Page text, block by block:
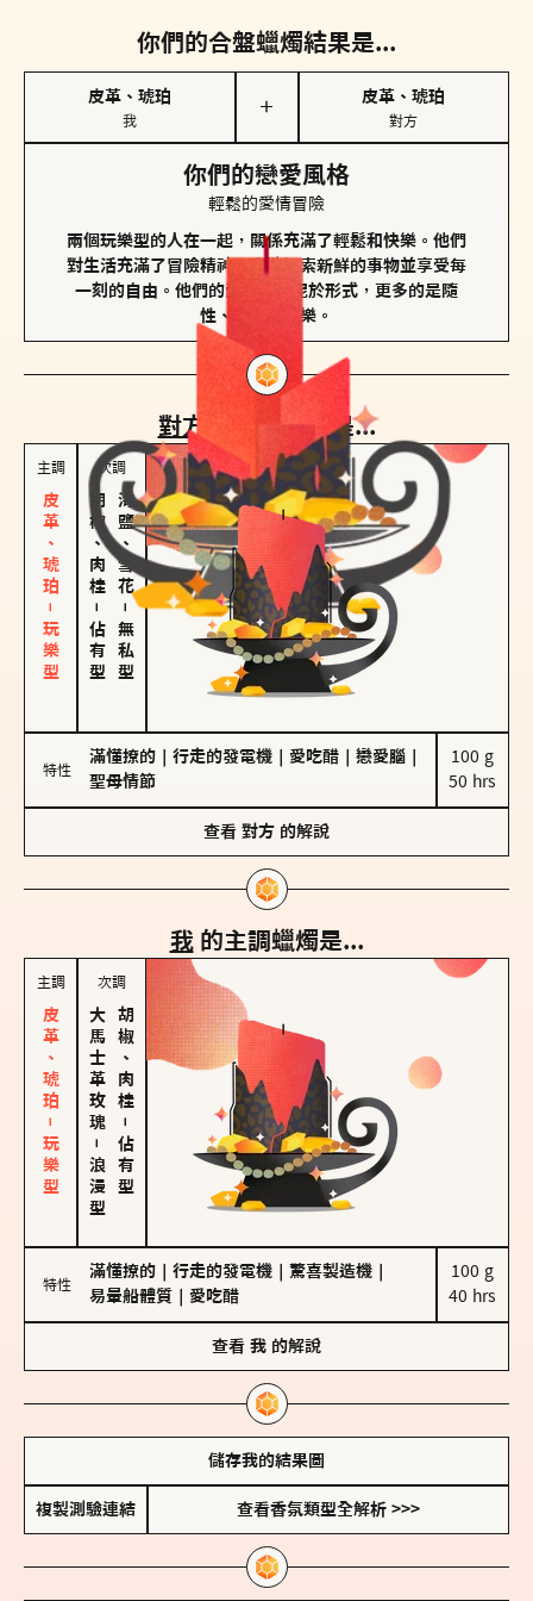
你們的合盤蠟燭結果是...
皮革、琥珀
我
＋
皮革、琥珀
對方
你們的戀愛風格
輕鬆的愛情冒險
兩個玩樂型的人在一起，關係充滿了輕鬆和快樂。他們
對生活充滿了冒險精神，喜歡探索新鮮的事物並享受每
一刻的自由。他們的愛情不拘泥於形式，更多的是隨
性、幽默和享樂。
對方 的主調蠟燭是...
主調
皮革、琥珀－玩樂型
次調
胡椒、肉桂
－
佔有型
海鹽、雪花
－
無私型
特性
滿懂撩的 行走的發電機 愛吃醋 戀愛腦
聖母情節
100 g
50 hrs
查看 對方 的解說
我 的主調蠟燭是...
主調
皮革、琥珀－玩樂型
次調
大馬士革玫瑰
－
浪漫型
胡椒、肉桂
－
佔有型
特性
滿懂撩的 行走的發電機 驚喜製造機
易暈船體質
愛吃醋
100 g
40 hrs
查看 我 的解說
儲存我的結果圖
複製測驗連結 查看香氛類型全解析 >>>